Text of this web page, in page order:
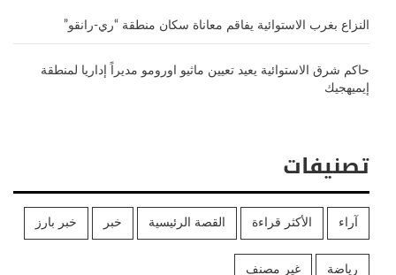
النزاع بغرب الاستوائية يفاقم معاناة سكان منطقة “ري-رانقو”
حاكم شرق الاستوائية يعيد تعيين ماثيو اورومو مديراً إداريا لمنطقة
إيميهجيك
تصنيفات
آراء الأكثر قراءة القصة الرئيسية خبر خبر بارز
رياضة غير مصنف